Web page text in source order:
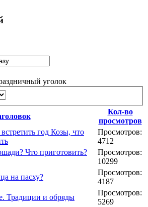
уголок
Кол-во
просмотров
год Козы, что
Просмотров:
4712
Что приготовить?
Просмотров:
10299
на пасху?
Просмотров:
4187
Традиции и обряды
Просмотров:
5269